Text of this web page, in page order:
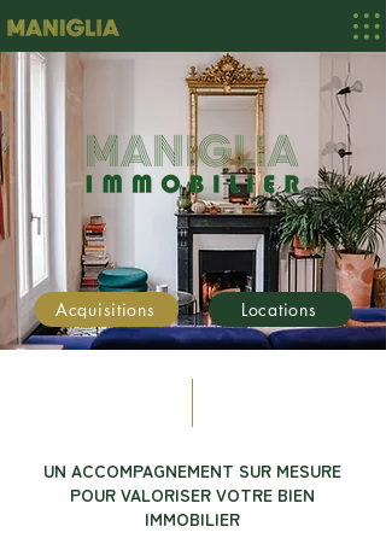
Acquisitions Locations
UN ACCOMPAGNEMENT SUR MESURE
POUR VALORISER VOTRE BIEN
IMMOBILIER